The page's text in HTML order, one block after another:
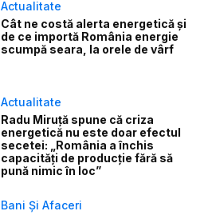
Actualitate
Cât ne costă alerta energetică și
de ce importă România energie
scumpă seara, la orele de vârf
Actualitate
Radu Miruță spune că criza
energetică nu este doar efectul
secetei: „România a închis
capacități de producție fără să
pună nimic în loc”
Bani Și Afaceri